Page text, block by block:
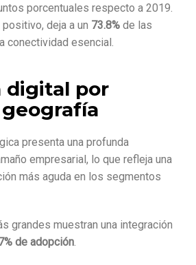
porcentuales respecto a 2019.
deja a un 73.8% de las
conectividad esencial.
digital por
presenta una profunda
empresarial, lo que refleja una
más aguda en los segmentos
grandes muestran una integración
de adopción.